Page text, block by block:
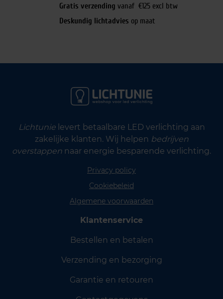
Gratis verzending vanaf €125 excl btw
Deskundig lichtadvies op maat
Lichtunielevert betaalbare LED verlichting aan
zakelijke klanten. Wij helpen bedrijven
overstappen naar energie besparende verlichting.
Privacy policy
Cookiebeleid
Algemene voorwaarden
Klantenservice
Bestellen en betalen
Verzending en bezorging
Garantie en retouren